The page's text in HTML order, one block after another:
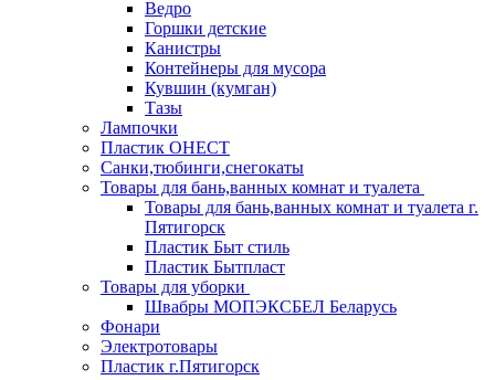
Ведро
Горшки детские
Канистры
Контейнеры для мусора
Кувшин (кумган)
Тазы
Лампочки
Пластик ОНЕСТ
Санки,тюбинги,снегокаты
Товары для бань,ванных комнат и туалета
Товары для бань,ванных комнат и туалета г.
Пятигорск
Пластик Быт стиль
Пластик Бытпласт
Товары для уборки
Швабры МОПЭКСБЕЛ Беларусь
Фонари
Электротовары
Пластик г.Пятигорск